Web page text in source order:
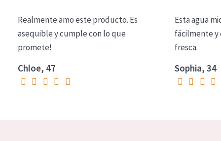
Essentials
Lift+
Expert
Realmente amo este producto. Es
asequible y cumple con lo que
promete!
Chloe, 47
Esta agua
fácilmente y
fresca.
Sophia, 34